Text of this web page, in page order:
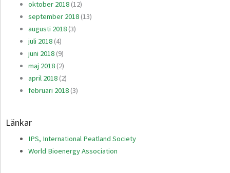
oktober 2018(12)
september 2018(13)
augusti 2018(3)
juli 2018(4)
juni 2018(9)
maj 2018(2)
april 2018(2)
februari 2018(3)
Länkar
IPS, International Peatland Society
World Bioenergy Association